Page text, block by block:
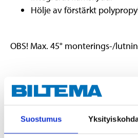
Suostumus
Hölje av förstärkt
OBS! Max. 45° monterings-/
Teknisk specifikation
Spänning
6 V
Kapacitet
14